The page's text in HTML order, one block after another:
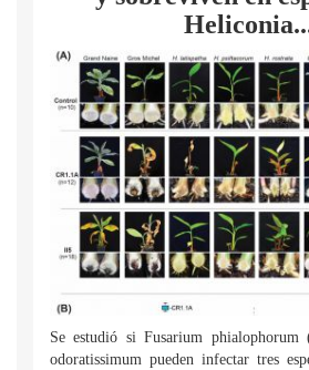
Se estudió si Fusarium
odoratissimum pueden infectar tres